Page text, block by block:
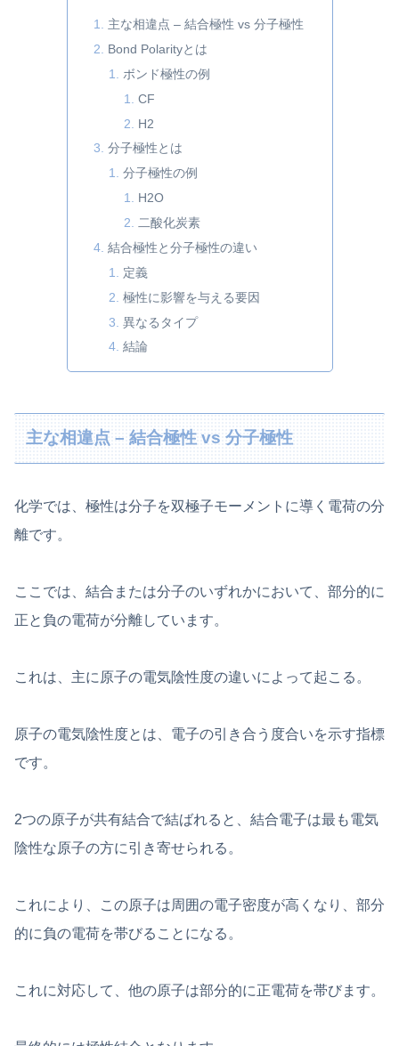
主な相違点 – 結合極性 vs 分子極性
Bond Polarityとは
ボンド極性の例
CF
H2
分子極性とは
分子極性の例
H2O
二酸化炭素
結合極性と分子極性の違い
定義
極性に影響を与える要因
異なるタイプ
結論
主な相違点 – 結合極性 vs 分子極性
化学では、極性は分子を双極子モーメントに導く電荷の分
離です。
ここでは、結合または分子のいずれかにおいて、部分的に
正と負の電荷が分離しています。
これは、主に原子の電気陰性度の違いによって起こる。
原子の電気陰性度とは、電子の引き合う度合いを示す指標
です。
2つの原子が共有結合で結ばれると、結合電子は最も電気
陰性な原子の方に引き寄せられる。
これにより、この原子は周囲の電子密度が高くなり、部分
的に負の電荷を帯びることになる。
これに対応して、他の原子は部分的に正電荷を帯びます。